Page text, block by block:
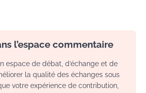
l’espace commentaire
espace de débat, d’échange et de
la qualité des échanges sous
votre expérience de contribution,